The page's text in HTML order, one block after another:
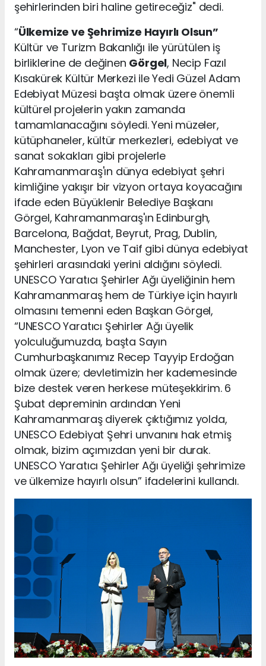
şehirlerinden biri haline getireceğiz" dedi.
“Ülkemize ve Şehrimize Hayırlı Olsun”
Kültür ve Turizm Bakanlığı ile yürütülen iş
birliklerine de değinen Görgel, Necip Fazıl
Kısakürek Kültür Merkezi ile Yedi Güzel Adam
Edebiyat Müzesi başta olmak üzere önemli
kültürel projelerin yakın zamanda
tamamlanacağını söyledi. Yeni müzeler,
kütüphaneler, kültür merkezleri, edebiyat ve
sanat sokakları gibi projelerle
Kahramanmaraş'ın dünya edebiyat şehri
kimliğine yakışır bir vizyon ortaya koyacağını
ifade eden Büyüklenir Belediye Başkanı
Görgel, Kahramanmaraş'ın Edinburgh,
Barcelona, Bağdat, Beyrut, Prag, Dublin,
Manchester, Lyon ve Taif gibi dünya edebiyat
şehirleri arasındaki yerini aldığını söyledi.
UNESCO Yaratıcı Şehirler Ağı üyeliğinin hem
Kahramanmaraş hem de Türkiye için hayırlı
olmasını temenni eden Başkan Görgel,
“UNESCO Yaratıcı Şehirler Ağı üyelik
yolculuğumuzda, başta Sayın
Cumhurbaşkanımız Recep Tayyip Erdoğan
olmak üzere; devletimizin her kademesinde
bize destek veren herkese müteşekkirim. 6
Şubat depreminin ardından Yeni
Kahramanmaraş diyerek çıktığımız yolda,
UNESCO Edebiyat Şehri unvanını hak etmiş
olmak, bizim açımızdan yeni bir durak.
UNESCO Yaratıcı Şehirler Ağı üyeliği şehrimize
ve ülkemize hayırlı olsun” ifadelerini kullandı.